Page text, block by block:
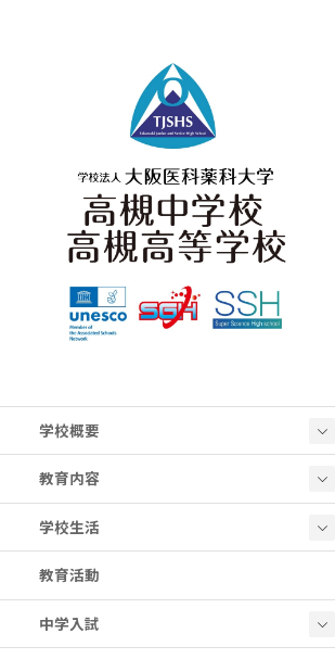
学校概要
教育内容
学校生活
教育活動
中学入試